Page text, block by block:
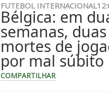
FUTEBOL INTERNACIONAL
Bélgica: em
semanas, duas
mortes de
por mal súbito
COMPARTILHAR